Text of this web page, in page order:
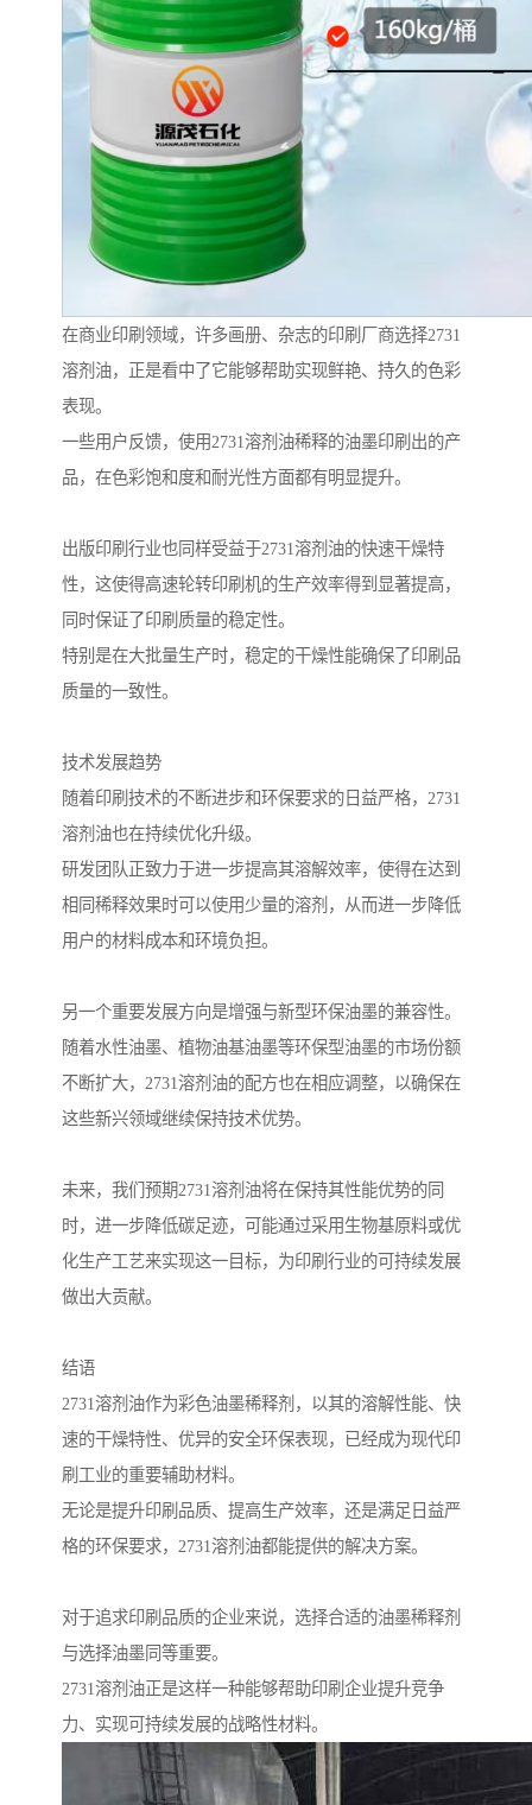
在商业印刷领域，许多画册、杂志的印刷厂商选择2731
溶剂油，正是看中了它能够帮助实现鲜艳、持久的色彩
表现。
一些用户反馈，使用2731溶剂油稀释的油墨印刷出的产
品，在色彩饱和度和耐光性方面都有明显提升。
出版印刷行业也同样受益于2731溶剂油的快速干燥特
性，这使得高速轮转印刷机的生产效率得到显著提高，
同时保证了印刷质量的稳定性。
特别是在大批量生产时，稳定的干燥性能确保了印刷品
质量的一致性。
技术发展趋势
随着印刷技术的不断进步和环保要求的日益严格，2731
溶剂油也在持续优化升级。
研发团队正致力于进一步提高其溶解效率，使得在达到
相同稀释效果时可以使用少量的溶剂，从而进一步降低
用户的材料成本和环境负担。
另一个重要发展方向是增强与新型环保油墨的兼容性。
随着水性油墨、植物油基油墨等环保型油墨的市场份额
不断扩大，2731溶剂油的配方也在相应调整，以确保在
这些新兴领域继续保持技术优势。
未来，我们预期2731溶剂油将在保持其性能优势的同
时，进一步降低碳足迹，可能通过采用生物基原料或优
化生产工艺来实现这一目标，为印刷行业的可持续发展
做出大贡献。
结语
2731溶剂油作为彩色油墨稀释剂，以其的溶解性能、快
速的干燥特性、优异的安全环保表现，已经成为现代印
刷工业的重要辅助材料。
无论是提升印刷品质、提高生产效率，还是满足日益严
格的环保要求，2731溶剂油都能提供的解决方案。
对于追求印刷品质的企业来说，选择合适的油墨稀释剂
与选择油墨同等重要。
2731溶剂油正是这样一种能够帮助印刷企业提升竞争
力、实现可持续发展的战略性材料。